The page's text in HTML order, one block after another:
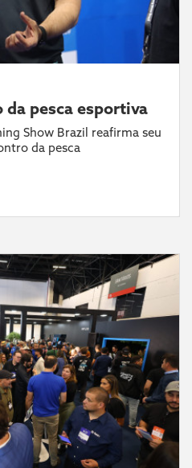
pesca esportiva
Show Brazil reafirma seu
da pesca